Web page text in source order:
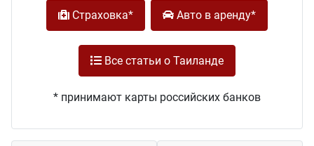
Страховка* Авто в аренду*
Все статьи о Таиланде
* принимают карты российских банков